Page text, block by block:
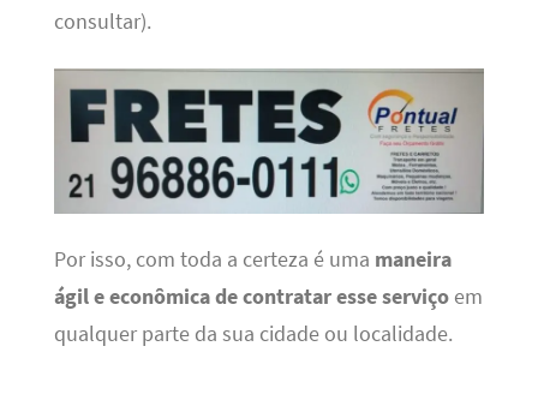
consultar).
Por isso, com toda a certeza é uma maneira
ágil e econômica de contratar esse serviçoem
qualquer parte da sua cidade ou localidade.